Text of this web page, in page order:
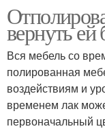
вернуть
Вся мебель со
полированная
воздействиям и
временем лак
первоначальный